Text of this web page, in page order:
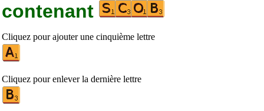
contenant
Cliquez pour ajouter une cinquième lettre
Cliquez pour enlever la dernière lettre